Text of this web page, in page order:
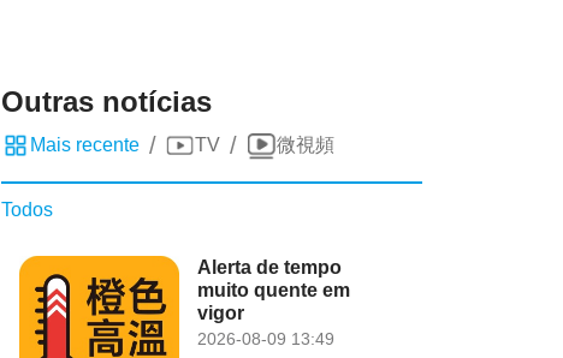
Outras notícias
Mais recente / TV / 微視頻
Todos
Alerta de tempo
muito quente em
vigor
2026-08-09 13:49